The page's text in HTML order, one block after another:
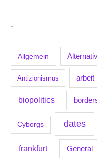
.
Allgemein
Antizionismus arbeit
biopolitics
Cyborgs dates
frankfurt General